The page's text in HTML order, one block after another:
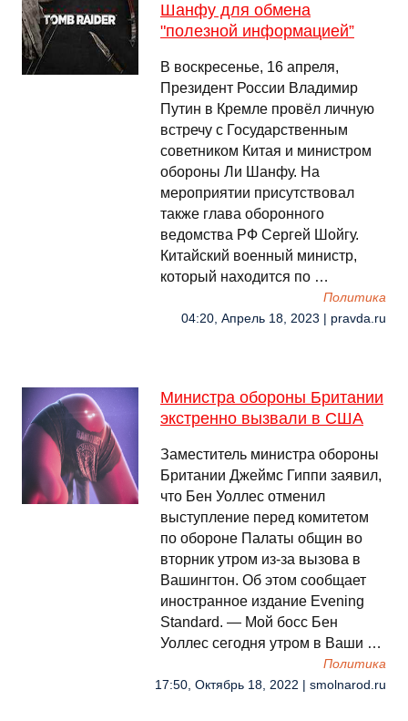
Шанфу для обмена
"полезной информацией”
В воскресенье, 16 апреля,
Президент России Владимир
Путин в Кремле провёл личную
встречу с Государственным
советником Китая и министром
обороны Ли Шанфу. На
мероприятии присутствовал
также глава оборонного
ведомства РФ Сергей Шойгу.
Китайский военный министр,
который находится по …
Политика
04:20, Апрель 18, 2023 | pravda.ru
Министра обороны Британии
экстренно вызвали в США
Заместитель министра обороны
Британии Джеймс Гиппи заявил,
что Бен Уоллес отменил
выступление перед комитетом
по обороне Палаты общин во
вторник утром из-за вызова в
Вашингтон. Об этом сообщает
иностранное издание Evening
Standard. — Мой босс Бен
Уоллес сегодня утром в Ваши …
Политика
17:50, Октябрь 18, 2022 | smolnarod.ru